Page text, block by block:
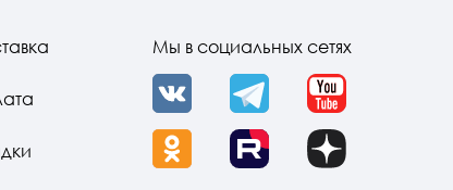
Мы в социальных сетях
VK Telegram YouTube
OK Rutube Dzen